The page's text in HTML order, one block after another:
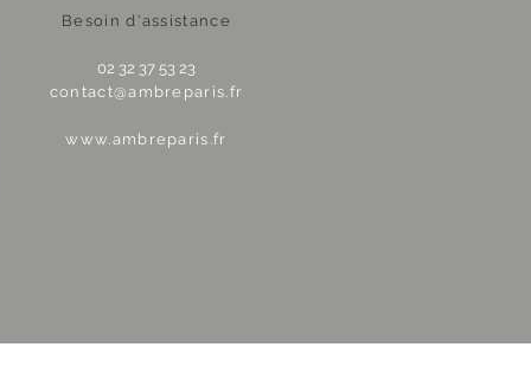
Besoin d'assistance
02 32 37 53 23
contact@ambreparis.fr
www.ambreparis.fr